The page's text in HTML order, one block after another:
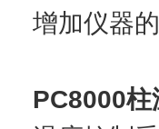
增加仪器
PC8000柱